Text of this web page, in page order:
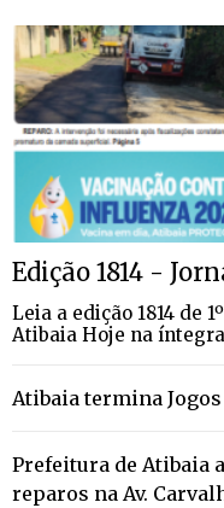
Edição 1814 -
Leia a edição 1814 de
Atibaia Hoje na íntegra
Atibaia termina
Prefeitura de Atibaia
reparos na Av.